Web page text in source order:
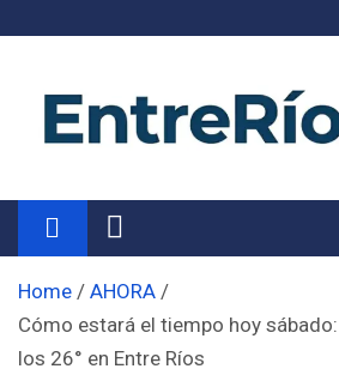
Noticias de Entre
Información de toda la provincia ahora
Home
AHORA
Cómo estará el tiempo hoy
los 26° en Entre Ríos